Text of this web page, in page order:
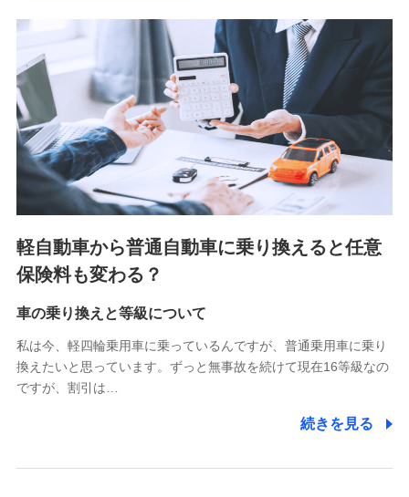
■少額短期保険
株式会社アシロ少額短期保険 (https://kailash.co.jp/)
SBIいきいき少額短期保険会社 (https://www.i-
sedai.com/)
SBIペット少額短期保険株式会社 (https://www.sbipet-
ssi.co.jp/)
SBIリスタ少額短期保険会社
(https://www.jishin.co.jp/)
スマートプラス少額短期保険株式会社
チューリッヒ少額短期保険株式会社
(https://www.zurichssi.co.jp/)
(https://www.tokiomarine-x.co.jp/)
(https://pshoken.co.jp/)
リトルファミリー少額短期保険株式会社
(https://www.littlefamily-ssi.com/)
郵便、電話、およびＥメール等により、当社と取引のあるも
軽自動車から普通自動車に乗り換えると任意
保険料も変わる？
車の乗り換えと等級について
私は今、軽四輪乗用車に乗っているんですが、普通乗用車に乗り
換えたいと思っています。ずっと無事故を続けて現在16等級なの
ですが、割引は…
続きを見る